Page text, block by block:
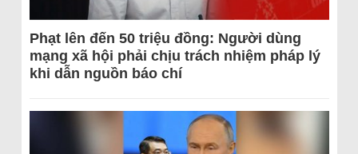
Phạt lên đến 50 triệu đồng: Người dùng
mạng xã hội phải chịu trách nhiệm pháp lý
khi dẫn nguồn báo chí